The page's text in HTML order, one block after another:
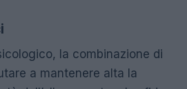
la combinazione di
a mantenere alta la